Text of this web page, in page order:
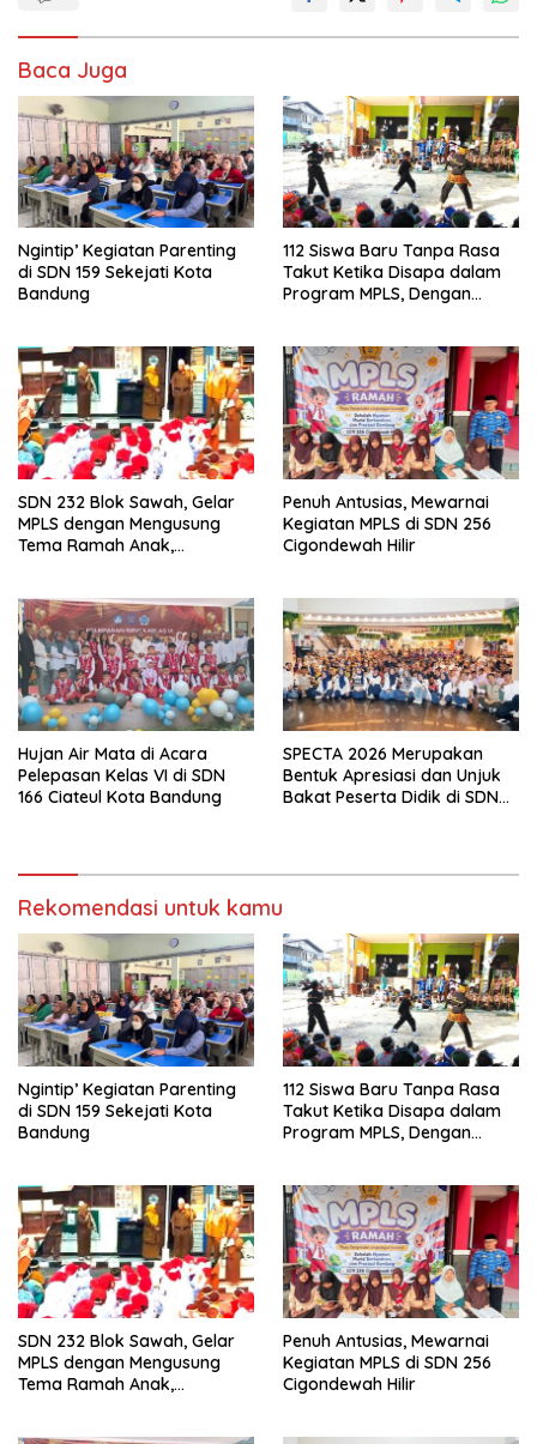
Baca Juga
Ngintip’ Kegiatan Parenting
di SDN 159 Sekejati Kota
Bandung
112 Siswa Baru Tanpa Rasa
Takut Ketika Disapa dalam
Program MPLS, Dengan
Cigondewah
SDN 232 Blok Sawah, Gelar
MPLS dengan Mengusung
Tema Ramah Anak,
Penuh Antusias, Mewarnai
Kegiatan MPLS di SDN 256
Cigondewah Hilir
Hujan Air Mata di Acara
Pelepasan Kelas VI di SDN
166 Ciateul Kota Bandung
SPECTA 2026 Merupakan
Bentuk Apresiasi dan Unjuk
Bakat Peserta Didik di SDN
Rekomendasi untuk kamu
Ngintip’ Kegiatan Parenting
di SDN 159 Sekejati Kota
Bandung
112 Siswa Baru Tanpa Rasa
Takut Ketika Disapa dalam
Program MPLS, Dengan
Cigondewah
SDN 232 Blok Sawah, Gelar
MPLS dengan Mengusung
Tema Ramah Anak,
Penuh Antusias, Mewarnai
Kegiatan MPLS di SDN 256
Cigondewah Hilir